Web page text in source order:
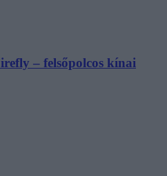
– felsőpolcos kínai